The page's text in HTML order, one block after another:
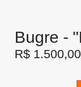
Bugre -
R$ 1.500,00